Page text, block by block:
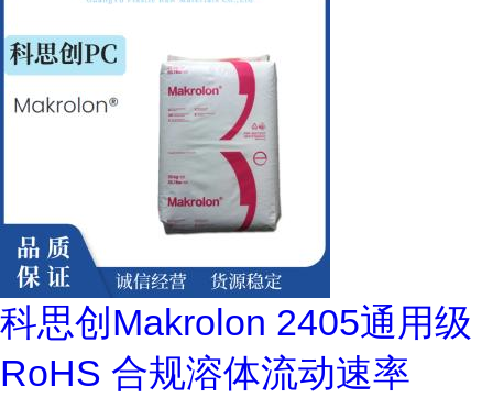
科思创Makrolon 2405通用级
RoHS 合规溶体流动速率